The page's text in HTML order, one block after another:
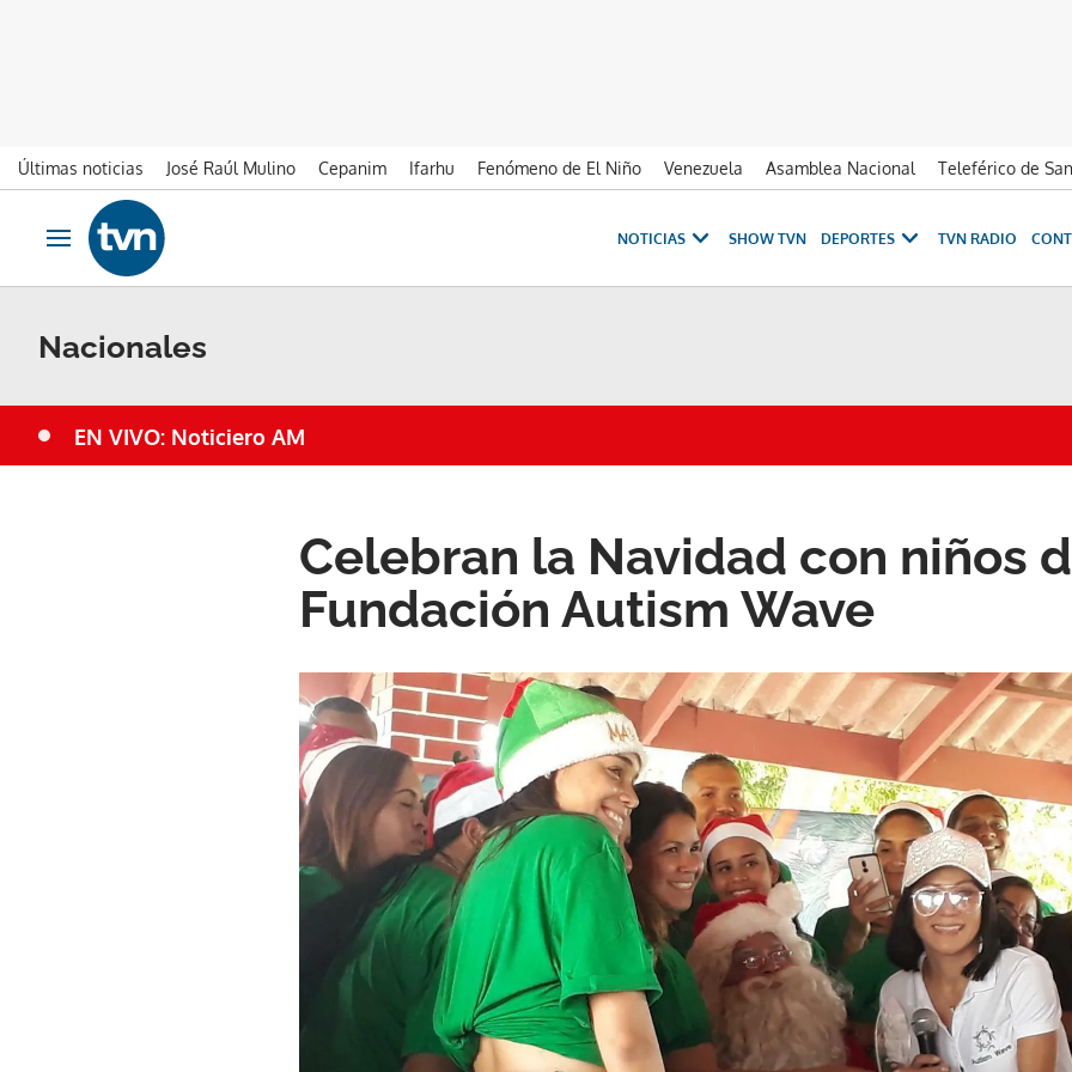
Últimas noticias José Raúl Mulino Cepanim Ifarhu Fenómeno de El Niño Venezuela Asamblea Nacional
Teleférico de
Ir al contenido
Obrir navegació
NOTICIAS SHOW TVN DEPORTES TVN RADIO
Nacionales
EN VIVO: Noticiero AM
Celebran la Navidad con niños
Fundación Autism Wave